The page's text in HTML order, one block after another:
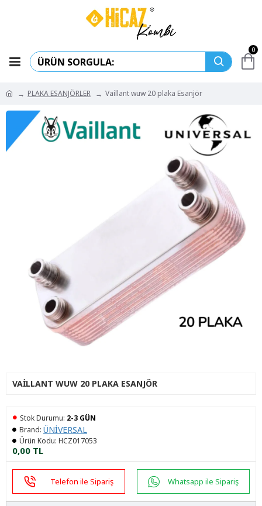
0
PLAKA ESANJÖRLER Vaillant wuw 20 plaka Esanjör
VAILLANT WUW 20 PLAKA ESANJÖR
0,00 TL
Stok Durumu: 2-3 GÜN
Brand: ÜNİVERSAL
Ürün Kodu: HCZ017053
Telefon ile Sipariş Whatsapp ile Sipariş